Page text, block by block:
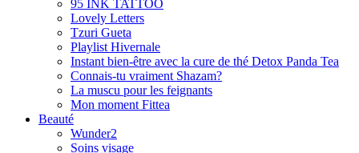
95 INK TATTOO
Lovely Letters
Tzuri Gueta
Playlist Hivernale
Instant bien-être avec la cure de thé Detox Panda Tea
Connais-tu vraiment Shazam?
La muscu pour les feignants
Mon moment Fittea
Beauté
Wunder2
Soins visage